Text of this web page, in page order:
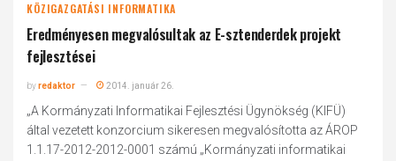
KÖZIGAZGATÁSI INFORMATIKA
Eredményesen megvalósultak az E-sztenderdek projekt
fejlesztései
byredaktor 2014. január 26.
„A Kormányzati Informatikai Fejlesztési Ügynökség (KIFÜ)
által vezetett konzorcium sikeresen megvalósította az ÁROP
1.1.17-2012-2012-0001 számú „Kormányzati informatikai